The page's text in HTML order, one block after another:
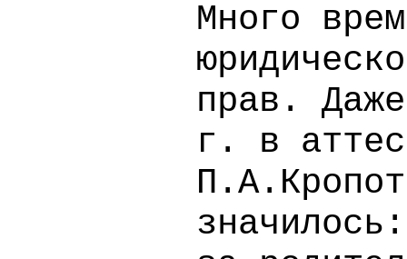
Много
прав.
г. в